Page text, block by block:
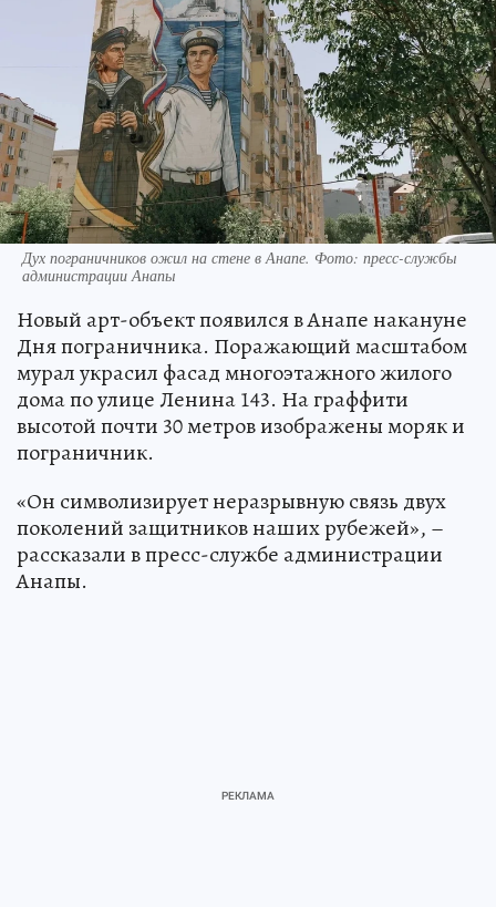
Дух пограничников ожил на стене в Анапе. Фото: пресс-службы
администрации Анапы
Новый арт-объект появился в Анапе накануне
Дня пограничника. Поражающий масштабом
мурал украсил фасад многоэтажного жилого
дома по улице Ленина 143. На граффити
высотой почти 30 метров изображены моряк и
пограничник.
«Он символизирует неразрывную связь двух
поколений защитников наших рубежей», –
рассказали в пресс-службе администрации
Анапы.